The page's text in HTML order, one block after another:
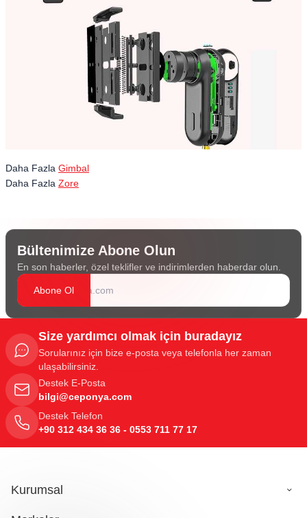
Daha Fazla Gimbal
Daha Fazla Zore
Bültenimize Abone Olun
En son haberler, özel teklifler ve indirimlerden haberdar olun.
Abone Ol
Size yardımcı olmak için buradayız
Sorularınız için bize e-posta veya telefonla her zaman
ulaşabilirsiniz.
Destek E-Posta
bilgi@ceponya.com
Destek Telefon
+90 312 434 36 36 - 0553 711 77 17
Kurumsal